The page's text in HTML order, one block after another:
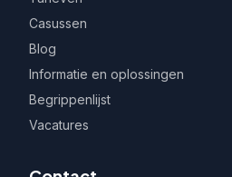
Casussen
Blog
Informatie en oplossingen
Begrippenlijst
Vacatures